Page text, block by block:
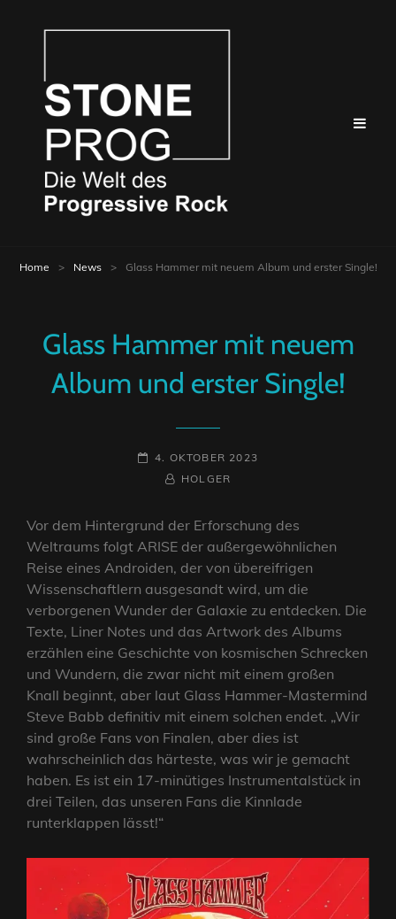
Home > News > Glass Hammer mit neuem Album und erster Single!
Glass Hammer mit neuem
Album und erster Single!
POSTED-
4. OKTOBER 2023
BY
BYLINEHOLGER
Vor dem Hintergrund der Erforschung des
Weltraums folgt ARISE der außergewöhnlichen
Reise eines Androiden, der von übereifrigen
Wissenschaftlern ausgesandt wird, um die
verborgenen Wunder der Galaxie zu entdecken. Die
Texte, Liner Notes und das Artwork des Albums
erzählen eine Geschichte von kosmischen Schrecken
und Wundern, die zwar nicht mit einem großen
Knall beginnt, aber laut Glass Hammer-Mastermind
Steve Babb definitiv mit einem solchen endet. „Wir
sind große Fans von Finalen, aber dies ist
wahrscheinlich das härteste, was wir je gemacht
haben. Es ist ein 17-minütiges Instrumentalstück in
drei Teilen, das unseren Fans die Kinnlade
runterklappen lässt!“